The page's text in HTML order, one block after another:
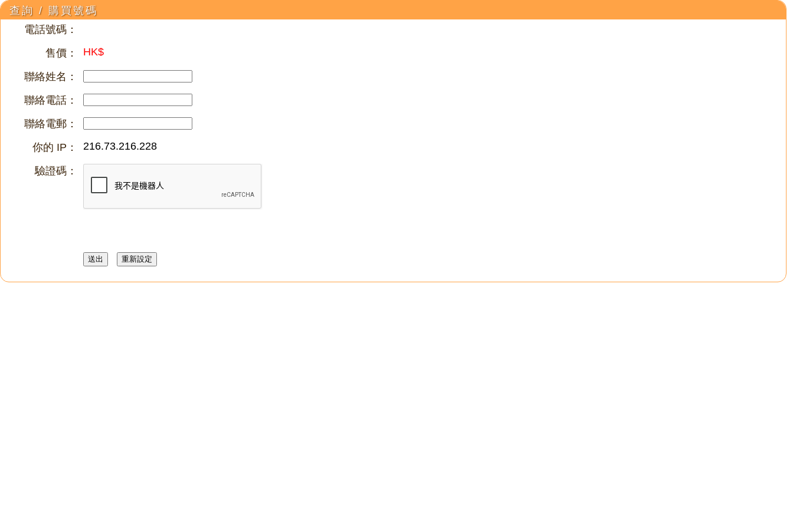
查詢 / 購買號碼
電話號碼：
售價：
HK$
聯絡姓名：
聯絡電話：
聯絡電郵：
你的 IP：
216.73.216.228
驗證碼：